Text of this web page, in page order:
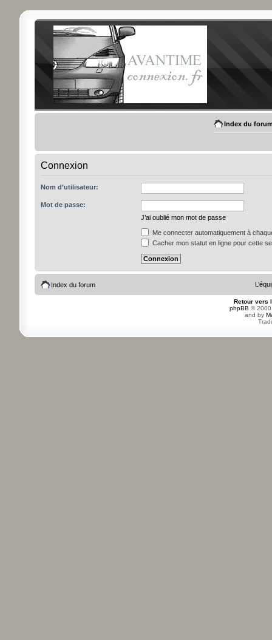
Index du
Connexion
Nom d’utilisateur:
Mot de passe:
J’ai oublié mon mot de passe
Me connecter automatiquement à
Cacher mon statut en ligne pour cette
Index du forum
Retour vers
phpBB ©
and by